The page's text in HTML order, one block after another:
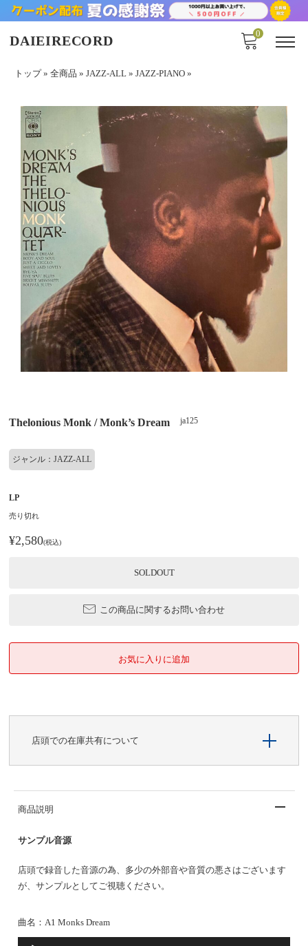
DAIEIRECORD 0
トップ» 全商品 » JAZZ-ALL » JAZZ-PIANO »
Thelonious Monk / Monk’s Dream ja125
ジャンル：JAZZ-ALL
LP
売り切れ
¥2,580(税込)
SOLDOUT
この商品に関するお問い合わせ
店頭での在庫共有について
商品説明
サンプル音源
店頭で録音した音源の為、多少の外部音や音質の悪さはございます
が、サンプルとしてご視聴ください。
曲名：A1 Monks Dream
音